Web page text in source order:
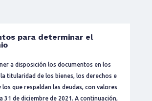
para determinar el
a disposición los documentos en los
titularidad de los bienes, los derechos e
los que respaldan las deudas, con valores
31 de diciembre de 2021. A continuación,